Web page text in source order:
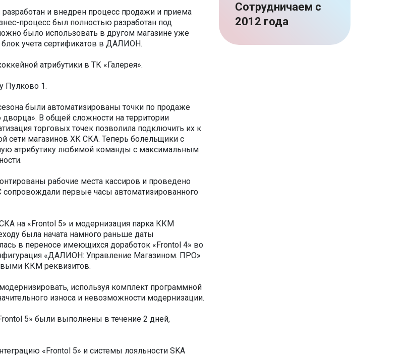
и внедрен процесс продажи и приема
процесс был полностью разработан под
было использовать в другом магазине уже
учета сертификатов в ДАЛИОН.
атрибутики в ТК «Галерея».
Пулково 1.
были автоматизированы точки по продаже
В общей сложности на территории
торговых точек позволила подключить их к
сети магазинов ХК СКА. Теперь болельщики с
атрибутику любимой команды с максимальным
рабочие места кассиров и проведено
первые часы автоматизированного
на «Frontol 5» и модернизация парка ККМ
была начата намного раньше даты
в переносе имеющихся доработок «Frontol 4» во
«ДАЛИОН: Управление Магазином. ПРО»
ККМ реквизитов.
используя комплект программной
износа и невозможности модернизации.
5» были выполнены в течение 2 дней,
«Frontol 5» и системы лояльности SKA
Сотрудничаем с
2012 года